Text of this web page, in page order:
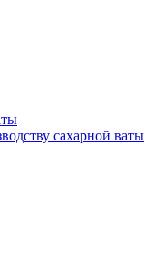
сахарной ваты